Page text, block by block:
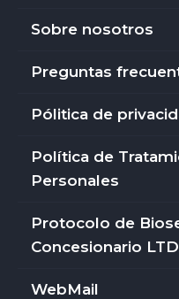
Sobre nosotros
Preguntas
Pólitica de
Política de
Personales
Protocolo de
Concesionario
WebMail